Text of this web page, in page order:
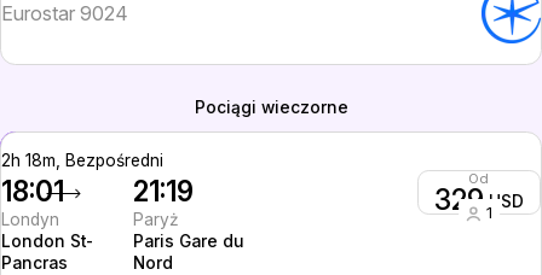
Eurostar 9024
Pociągi wieczorne
2h 18m, Bezpośredni
18:01
Londyn
London St-
Pancras
21:19
Paryż
Paris Gare du
Nord
Od
329 USD
1